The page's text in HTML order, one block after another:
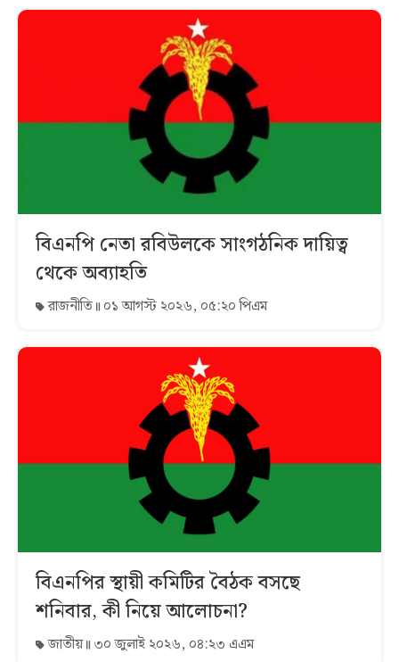
বিএনপি নেতা রবিউলকে সাংগঠনিক দায়িত্ব
থেকে অব্যাহতি
রাজনীতি ০১ আগস্ট ২০২৬, ০৫:২০ পিএম
বিএনপির স্থায়ী কমিটির বৈঠক বসছে
শনিবার, কী নিয়ে আলোচনা?
জাতীয় ৩০ জুলাই ২০২৬, ০৪:২৩ এএম